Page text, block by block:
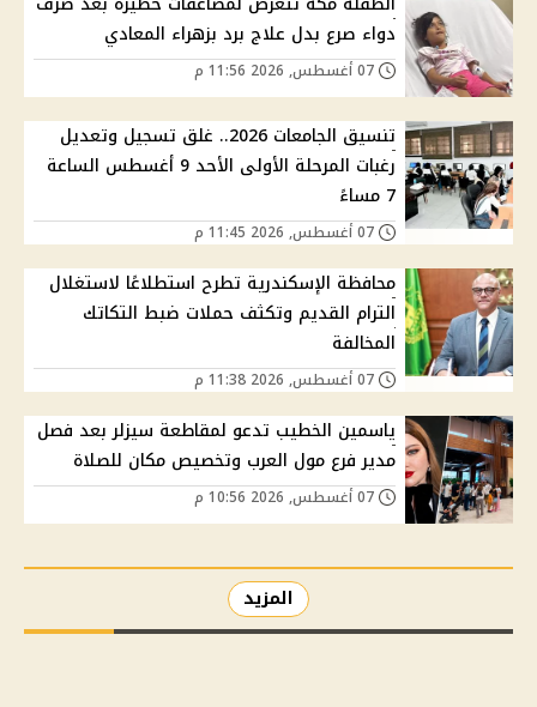
دواء صرع بدل علاج برد بزهراء المعادي
تنسيق الجامعات 2026.. غلق تسجيل وتعديل
رغبات المرحلة الأولى الأحد 9 أغسطس الساعة
7 مساءً
محافظة الإسكندرية تطرح استطلاعًا لاستغلال
الترام القديم وتكثف حملات ضبط التكاتك
المخالفة
ياسمين الخطيب تدعو لمقاطعة سيزلر بعد فصل
مدير فرع مول العرب وتخصيص مكان للصلاة
المزيد